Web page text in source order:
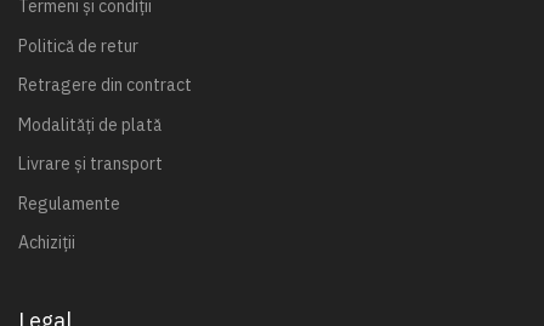
Termeni și condiții
Politică de retur
Retragere din contract
Modalități de plată
Livrare și transport
Regulamente
Achiziții